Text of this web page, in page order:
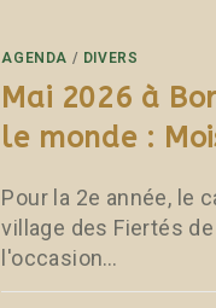
AGENDA / DIVERS
Mai 2026 à
le monde :
Pour la 2e année, le
village des Fiertés
l'occasion…